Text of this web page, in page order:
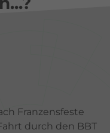
Franzensfeste
durch den BBT